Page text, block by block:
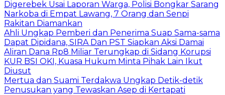
Digerebek Usai Laporan Warga, Polisi Bongkar Sarang
Narkoba di Empat Lawang, 7 Orang dan Senpi
Rakitan Diamankan
Ahli Ungkap Pemberi dan Penerima Suap Sama-sama
Dapat Dipidana, SIRA Dan PST Siapkan Aksi Damai
Aliran Dana Rp8 Miliar Terungkap di Sidang Korupsi
KUR BSI OKI, Kuasa Hukum Minta Pihak Lain Ikut
Diusut
Mertua dan Suami Terdakwa Ungkap Detik-detik
Penusukan yang Tewaskan Asep di Kertapati